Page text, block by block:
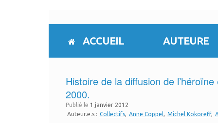
to
ACCUEIL AUTEURE
Histoire de la diffusion de
2000.
Publié le 1 janvier 2012
Auteur.e.s : Collectifs Anne Coppel Michel Kokoreff